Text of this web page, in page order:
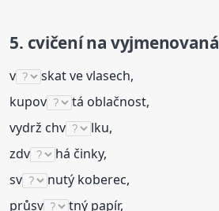
5. cvičení navyjmenovaná
v
skat ve vlasech,
kupov
tá oblačnost,
vydrž chv
lku,
zdv
há činky,
sv
nutý koberec,
průsv
tný papír,